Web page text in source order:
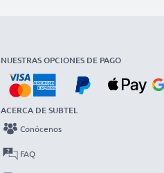
NUESTRAS OPCIONES DE PAGO
ACERCA DE SUBTEL
Conócenos
FAQ